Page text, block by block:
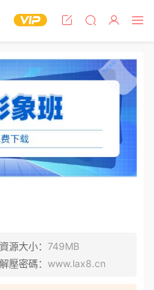
資源大小： 749MB
解壓密碼： www.lax8.cn